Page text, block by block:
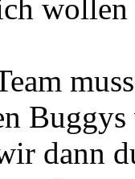
dann